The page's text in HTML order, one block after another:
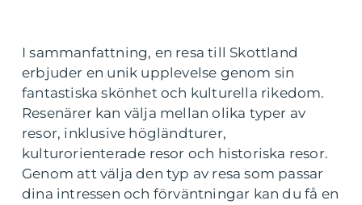
I sammanfattning, en resa till Skottland
erbjuder en unik upplevelse genom sin
fantastiska skönhet och kulturella rikedom.
Resenärer kan välja mellan olika typer av
resor, inklusive högländturer,
kulturorienterade resor och historiska resor.
Genom att välja den typ av resa som passar
dina intressen och förväntningar kan du få en